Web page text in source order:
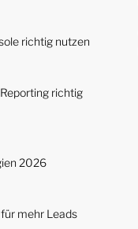
richtig nutzen
richtig
2026
mehr Leads